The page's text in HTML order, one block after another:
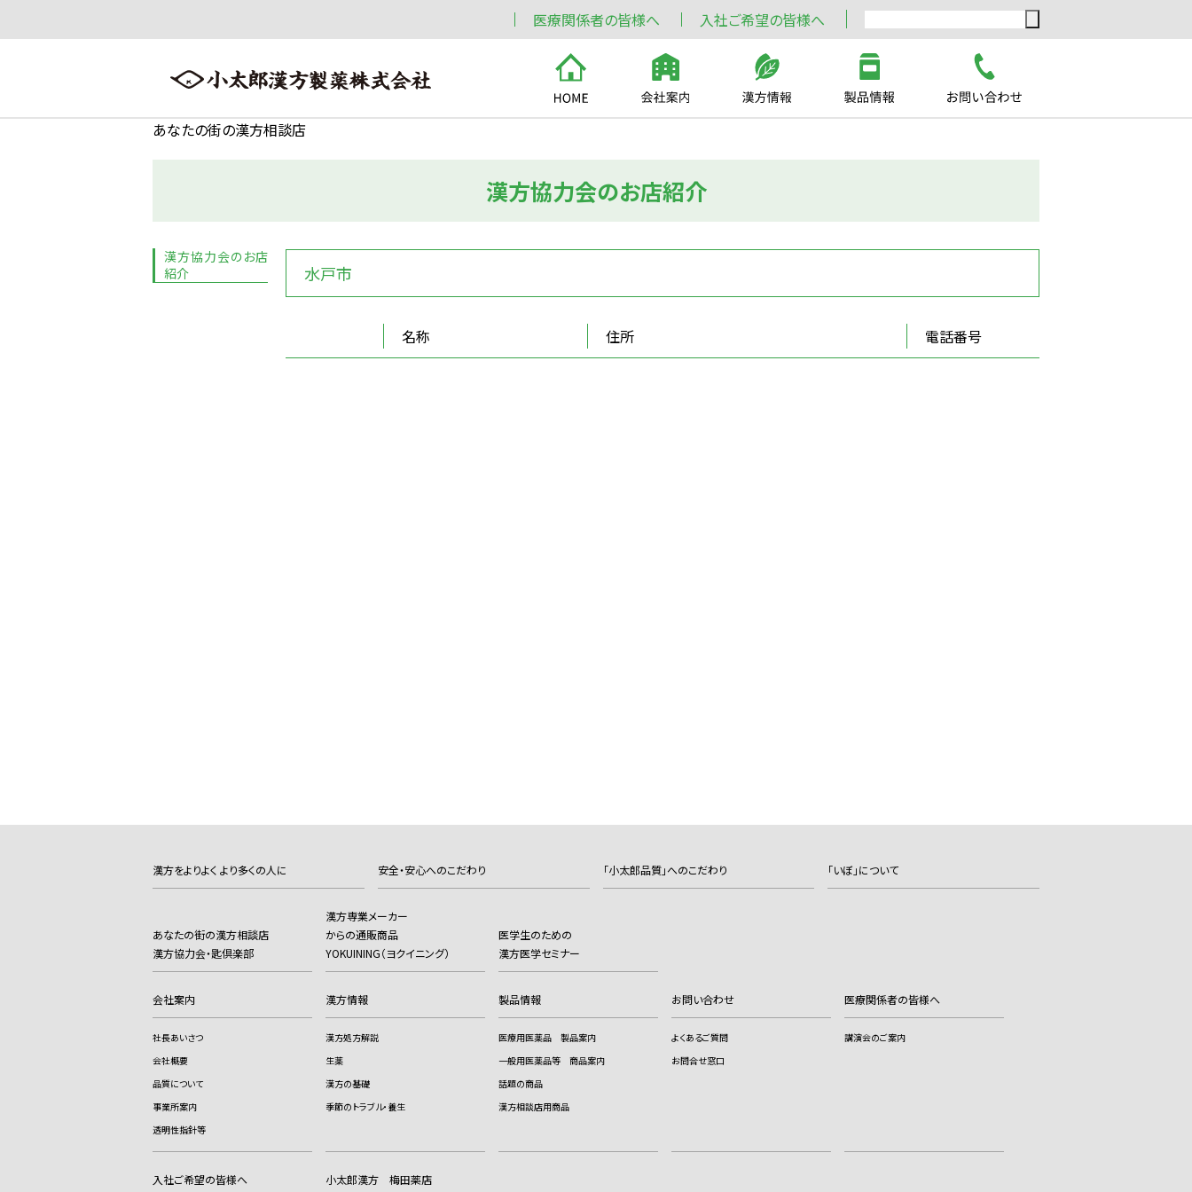
医療関係者の皆様へ 入社ご希望の皆様へ
あなたの街の漢方相談店
漢方協力会のお店紹介
漢方協力会のお店
紹介
水戸市
名称 住所 電話番号
漢方をよりよく より多くの人に 安全・安心へのこだわり 「小太郎品質」へのこだわり 「いぼ」について
あなたの街の漢方相談店
漢方協力会・匙倶楽部
漢方専業メーカー
からの通販商品
YOKUINING（ヨクイニング）
医学生のための
漢方医学セミナー
会社案内
社長あいさつ
会社概要
品質について
事業所案内
透明性指針等
漢方情報
漢方処方解説
生薬
漢方の基礎
季節のトラブル・養生
製品情報
医療用医薬品 製品案内
一般用医薬品等 商品案内
話題の商品
漢方相談店用商品
お問い合わせ
よくあるご質問
お問合せ窓口
医療関係者の皆様へ
講演会のご案内
入社ご希望の皆様へ 小太郎漢方 梅田薬店